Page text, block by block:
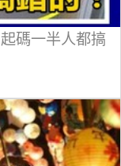
碼一半人都搞